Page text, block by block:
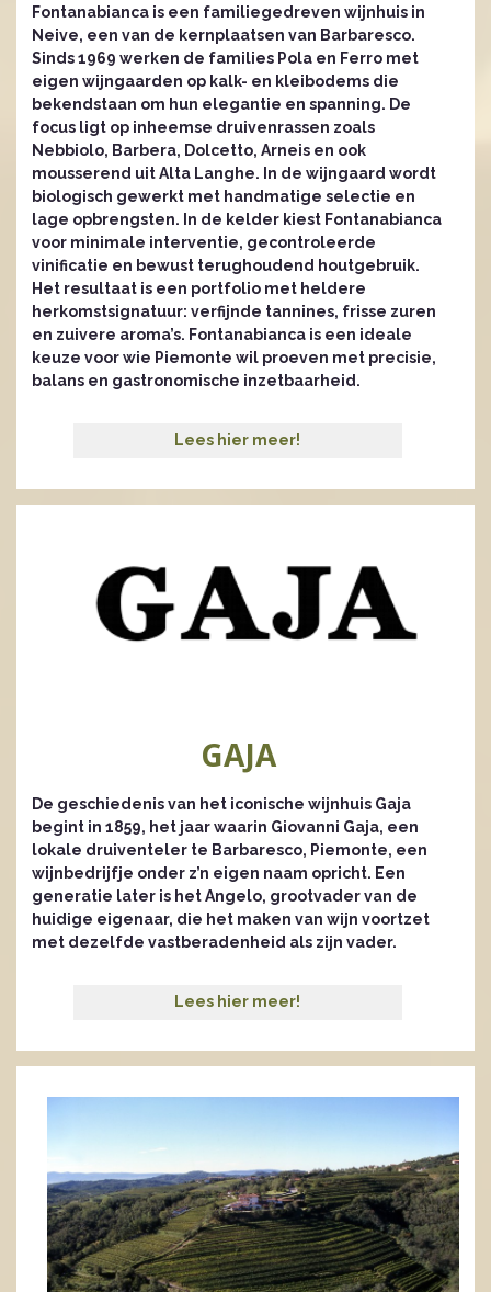
Fontanabianca is een familiegedreven wijnhuis in
Neive, een van de kernplaatsen van Barbaresco.
Sinds 1969 werken de families Pola en Ferro met
eigen wijngaarden op kalk- en kleibodems die
bekendstaan om hun elegantie en spanning. De
focus ligt op inheemse druivenrassen zoals
Nebbiolo, Barbera, Dolcetto, Arneis en ook
mousserend uit Alta Langhe. In de wijngaard wordt
biologisch gewerkt met handmatige selectie en
lage opbrengsten. In de kelder kiest Fontanabianca
voor minimale interventie, gecontroleerde
vinificatie en bewust terughoudend houtgebruik.
Het resultaat is een portfolio met heldere
herkomstsignatuur: verfijnde tannines, frisse zuren
en zuivere aroma’s. Fontanabianca is een ideale
keuze voor wie Piemonte wil proeven met precisie,
balans en gastronomische inzetbaarheid.
Lees hier meer!
GAJA
De geschiedenis van het iconische wijnhuis Gaja
begint in 1859, het jaar waarin Giovanni Gaja, een
lokale druiventeler te Barbaresco, Piemonte, een
wijnbedrijfje onder z’n eigen naam opricht. Een
generatie later is het Angelo, grootvader van de
huidige eigenaar, die het maken van wijn voortzet
met dezelfde vastberadenheid als zijn vader.
Lees hier meer!